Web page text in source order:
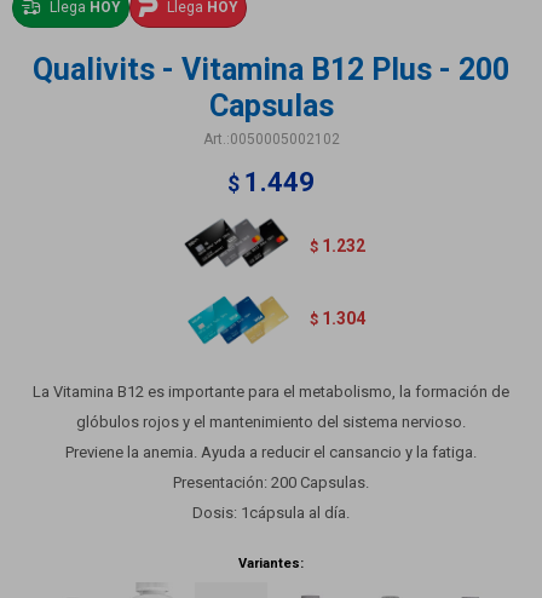
Llega HOY Llega HOY
Qualivits - Vitamina B12 Plus - 200
Capsulas
0050005002102
$ 1.449
$ 1.232
$ 1.304
La Vitamina B12 es importante para el metabolismo, la formación de
glóbulos rojos y el mantenimiento del sistema nervioso.
Previene la anemia. Ayuda a reducir el cansancio y la fatiga.
Presentación: 200 Capsulas.
Dosis: 1cápsula al día.
Variantes: